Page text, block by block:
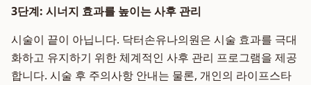
3단계: 시너지 효과를 높이는 사후 관리
시술이 끝이 아닙니다. 닥터손유나의원은 시술 효과를 극대
화하고 유지하기 위한 체계적인 사후 관리 프로그램을 제공
합니다. 시술 후 주의사항 안내는 물론, 개인의 라이프스타